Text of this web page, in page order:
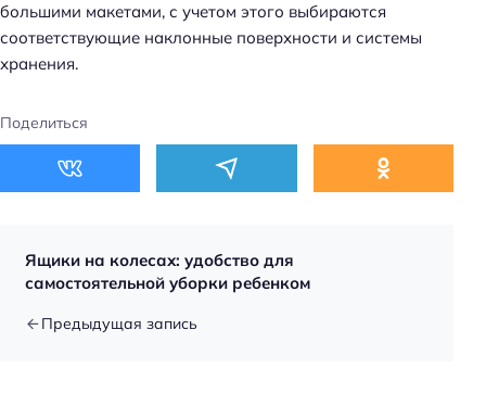
большими макетами, с учетом этого выбираются
соответствующие наклонные поверхности и системы
хранения.
Поделиться
Ящики на колесах: удобство для
самостоятельной уборки ребенком
Предыдущая запись